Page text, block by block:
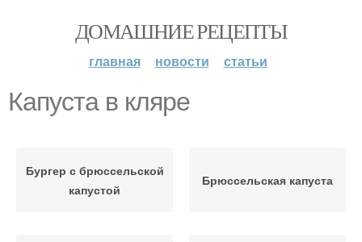
ДОМАШНИЕ РЕЦЕПТЫ
главная новости статьи
Капуста в кляре
Бургер с брюссельской
капустой
Брюссельская капуста